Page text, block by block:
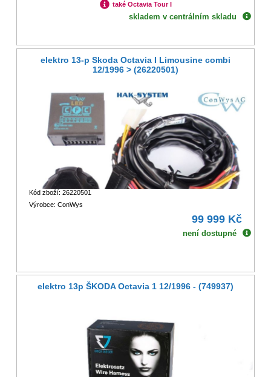
také Octavia Tour I
skladem v centrálním skladu
elektro 13-p Skoda Octavia I Limousine combi
12/1996 > (26220501)
Kód zboží: 26220501
Výrobce: ConWys
99 999 Kč
není dostupné
elektro 13p ŠKODA Octavia 1 12/1996 - (749937)